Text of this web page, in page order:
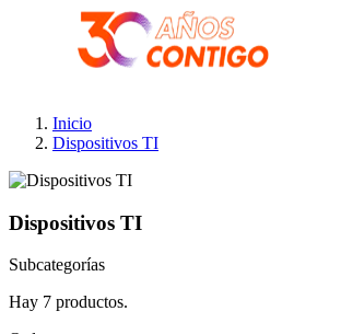
Inicio
Dispositivos TI
Dispositivos TI
Subcategorías
Hay 7 productos.